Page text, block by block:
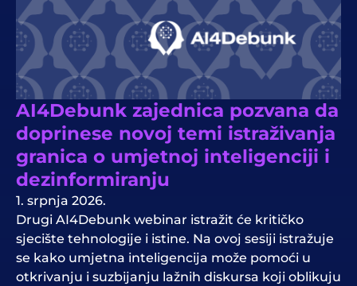
AI4Debunk zajednica pozvana da
doprinese novoj temi istraživanja
granica o umjetnoj inteligenciji i
dezinformiranju
1. srpnja 2026.
Drugi AI4Debunk webinar istražit će kritičko
sjecište tehnologije i istine. Na ovoj sesiji istražuje
se kako umjetna inteligencija može pomoći u
otkrivanju i suzbijanju lažnih diskursa koji oblikuju